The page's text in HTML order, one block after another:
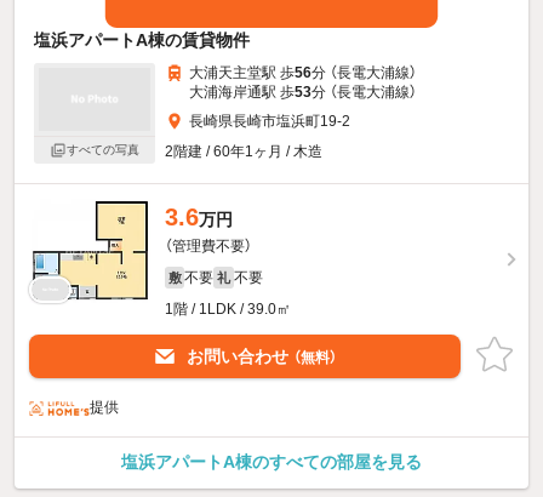
塩浜アパートA棟の賃貸物件
すべての写真
大浦天主堂駅 歩56分 （長電大浦線）
大浦海岸通駅 歩53分 （長電大浦線）
長崎県長崎市塩浜町19-2
2階建 / 60年1ヶ月 / 木造
3.6万円
（管理費不要）
敷 不要 礼 不要
1階 / 1LDK / 39.0㎡
お問い合わせ （無料）
提供
塩浜アパートA棟のすべての部屋を見る